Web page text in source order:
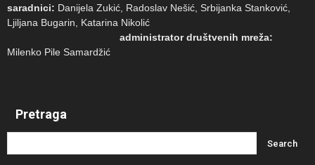
saradnici: Danijela Zukić, Radoslav Nešić, Srbijanka Stanković,
Ljiljana Bugarin, Katarina Nikolić
administrator društvenih mreža:
Milenko Pile Samardžić
Pretraga